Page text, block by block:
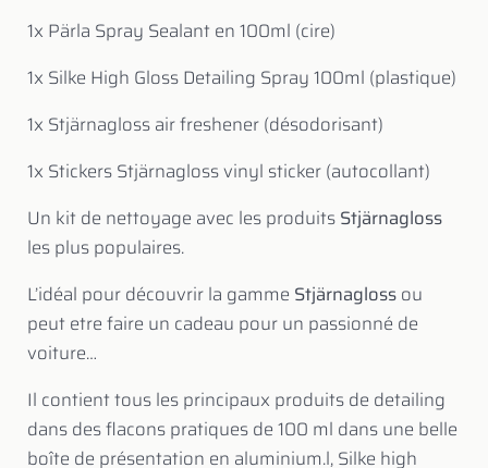
1x Pärla Spray Sealant en 100ml (cire)
1x Silke High Gloss Detailing Spray 100ml (plastique)
1x Stjärnagloss air freshener (désodorisant)
1x Stickers Stjärnagloss vinyl sticker (autocollant)
Un kit de nettoyage avec les produitsStjärnagloss
les plus populaires.
L’idéal pour découvrir la gamme Stjärnaglossou
peut etre faire un cadeau pour un passionné de
voiture…
Il contient tous les principaux produits de detailing
dans des flacons pratiques de 100 ml dans une belle
boîte de présentation en aluminium.l, Silke high